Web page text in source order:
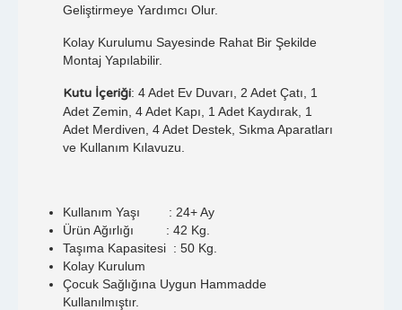
Geliştirmeye Yardımcı Olur.
Kolay Kurulumu Sayesinde Rahat Bir Şekilde
Montaj Yapılabilir.
Kutu İçeriği: 4 Adet Ev Duvarı, 2 Adet Çatı, 1
Adet Zemin, 4 Adet Kapı, 1 Adet Kaydırak, 1
Adet Merdiven, 4 Adet Destek, Sıkma Aparatları
ve Kullanım Kılavuzu.
Kullanım Yaşı : 24+ Ay
Ürün Ağırlığı : 42 Kg.
Taşıma Kapasitesi : 50 Kg.
Kolay Kurulum
Çocuk Sağlığına Uygun Hammadde
Kullanılmıştır.